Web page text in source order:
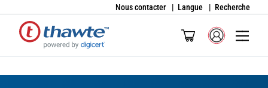
Nous contacter Langue Recherche